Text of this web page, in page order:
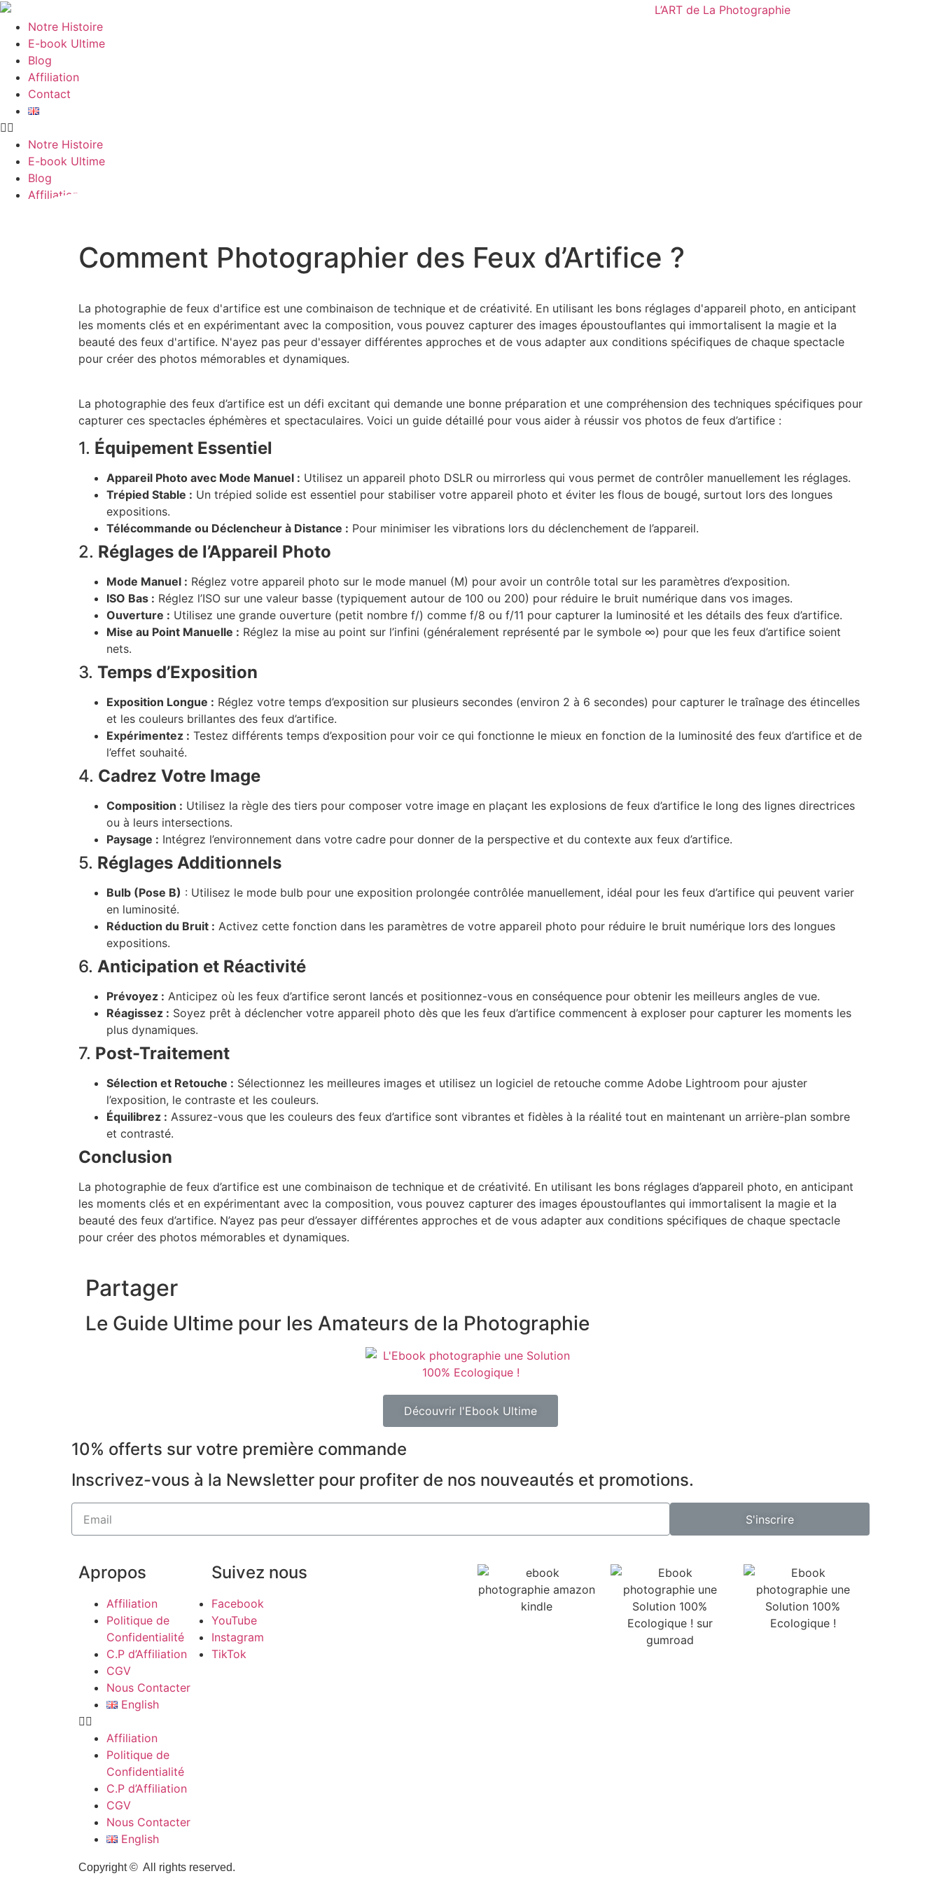
Notre Histoire
E-book Ultime
Blog
Affiliation
Contact
Notre Histoire
E-book Ultime
Blog
Affiliation
Comment Photographier des Feux d’Artifice ?
La photographie de feux d'artifice est une combinaison de technique et de créativité. En utilisant les bons réglages d'appareil photo, en anticipant
les moments clés et en expérimentant avec la composition, vous pouvez capturer des images époustouflantes qui immortalisent la magie et la
beauté des feux d'artifice. N'ayez pas peur d'essayer différentes approches et de vous adapter aux conditions spécifiques de chaque spectacle
pour créer des photos mémorables et dynamiques.
La photographie des feux d’artifice est un défi excitant qui demande une bonne préparation et une compréhension des techniques spécifiques pour
capturer ces spectacles éphémères et spectaculaires. Voici un guide détaillé pour vous aider à réussir vos photos de feux d’artifice :
1. Équipement Essentiel
Appareil Photo avec Mode Manuel : Utilisez un appareil photo DSLR ou mirrorless qui vous permet de contrôler manuellement les réglages.
Trépied Stable : Un trépied solide est essentiel pour stabiliser votre appareil photo et éviter les flous de bougé, surtout lors des longues
expositions.
Télécommande ou Déclencheur à Distance : Pour minimiser les vibrations lors du déclenchement de l’appareil.
2. Réglages de l’Appareil Photo
Mode Manuel : Réglez votre appareil photo sur le mode manuel (M) pour avoir un contrôle total sur les paramètres d’exposition.
ISO Bas : Réglez l’ISO sur une valeur basse (typiquement autour de 100 ou 200) pour réduire le bruit numérique dans vos images.
Ouverture : Utilisez une grande ouverture (petit nombre f/) comme f/8 ou f/11 pour capturer la luminosité et les détails des feux d’artifice.
Mise au Point Manuelle : Réglez la mise au point sur l’infini (généralement représenté par le symbole ∞) pour que les feux d’artifice soient
nets.
3. Temps d’Exposition
Exposition Longue : Réglez votre temps d’exposition sur plusieurs secondes (environ 2 à 6 secondes) pour capturer le traînage des étincelles
et les couleurs brillantes des feux d’artifice.
Expérimentez : Testez différents temps d’exposition pour voir ce qui fonctionne le mieux en fonction de la luminosité des feux d’artifice et de
l’effet souhaité.
4. Cadrez Votre Image
Composition : Utilisez la règle des tiers pour composer votre image en plaçant les explosions de feux d’artifice le long des lignes directrices
ou à leurs intersections.
Paysage : Intégrez l’environnement dans votre cadre pour donner de la perspective et du contexte aux feux d’artifice.
5. Réglages Additionnels
Bulb (Pose B) : Utilisez le mode bulb pour une exposition prolongée contrôlée manuellement, idéal pour les feux d’artifice qui peuvent varier
en luminosité.
Réduction du Bruit : Activez cette fonction dans les paramètres de votre appareil photo pour réduire le bruit numérique lors des longues
expositions.
6. Anticipation et Réactivité
Prévoyez : Anticipez où les feux d’artifice seront lancés et positionnez-vous en conséquence pour obtenir les meilleurs angles de vue.
Réagissez : Soyez prêt à déclencher votre appareil photo dès que les feux d’artifice commencent à exploser pour capturer les moments les
plus dynamiques.
7. Post-Traitement
Sélection et Retouche : Sélectionnez les meilleures images et utilisez un logiciel de retouche comme Adobe Lightroom pour ajuster
l’exposition, le contraste et les couleurs.
Équilibrez : Assurez-vous que les couleurs des feux d’artifice sont vibrantes et fidèles à la réalité tout en maintenant un arrière-plan sombre
et contrasté.
Conclusion
La photographie de feux d’artifice est une combinaison de technique et de créativité. En utilisant les bons réglages d’appareil photo, en anticipant
les moments clés et en expérimentant avec la composition, vous pouvez capturer des images époustouflantes qui immortalisent la magie et la
beauté des feux d’artifice. N’ayez pas peur d’essayer différentes approches et de vous adapter aux conditions spécifiques de chaque spectacle
pour créer des photos mémorables et dynamiques.
Partager
Le Guide Ultime pour les Amateurs de la Photographie
Découvrir l'Ebook Ultime
10% offerts sur votre première commande
Inscrivez-vous à la Newsletter pour profiter de nos nouveautés et promotions.
S'inscrire
Apropos
Affiliation
Politique de
Confidentialité
C.P d’Affiliation
CGV
Nous Contacter
English
Affiliation
Politique de
Confidentialité
C.P d’Affiliation
CGV
Nous Contacter
English
Suivez nous
Facebook
YouTube
Instagram
TikTok
Copyright © All rights reserved.